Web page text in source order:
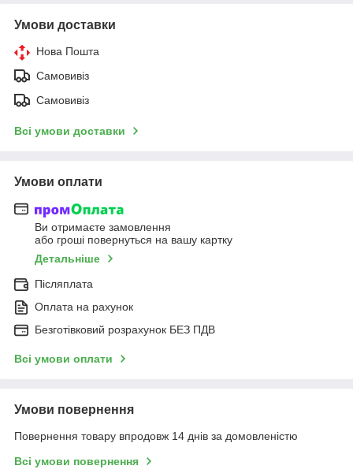
Умови доставки
Нова Пошта
Самовивіз
Самовивіз
Всі умови доставки
Умови оплати
Ви отримаєте замовлення
або гроші повернуться на вашу картку
Детальніше
Післяплата
Оплата на рахунок
Безготівковий розрахунок БЕЗ ПДВ
Всі умови оплати
Умови повернення
Повернення товару впродовж 14 днів за домовленістю
Всі умови повернення